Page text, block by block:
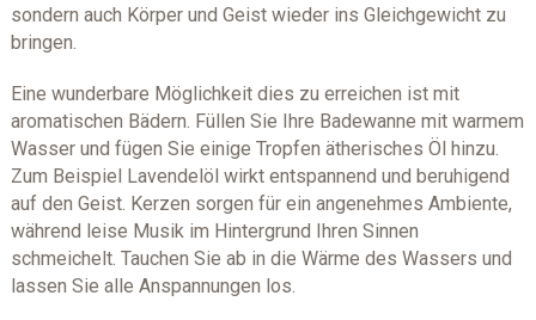
sondern auch Körper und Geist wieder ins Gleichgewicht zu
bringen.
Eine wunderbare Möglichkeit dies zu erreichen ist mit
aromatischen Bädern. Füllen Sie Ihre Badewanne mit warmem
Wasser und fügen Sie einige Tropfen ätherisches Öl hinzu.
Zum Beispiel Lavendelöl wirkt entspannend und beruhigend
auf den Geist. Kerzen sorgen für ein angenehmes Ambiente,
während leise Musik im Hintergrund Ihren Sinnen
schmeichelt. Tauchen Sie ab in die Wärme des Wassers und
lassen Sie alle Anspannungen los.